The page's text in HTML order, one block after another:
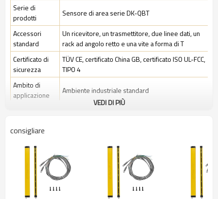
Serie di
prodotti
Sensore di area serie DK-QBT
Accessori
standard
Un ricevitore, un trasmettitore, due linee dati, un
rack ad angolo retto e una vite a forma di T
Certificato di
sicurezza
TÜV CE, certificato China GB, certificato ISO UL-FCC,
TIPO 4
Ambito di
applicazione
Ambiente industriale standard
Spazio tra i
Rileva la
precisione
18 mm
Quantità di
travi
VEDI DI PIÙ
consigliare